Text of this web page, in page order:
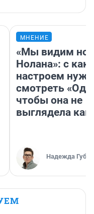
МНЕНИЕ
«Мы видим
Нолана»: с
настроем
смотреть
чтобы она не
выглядела как
Надежда